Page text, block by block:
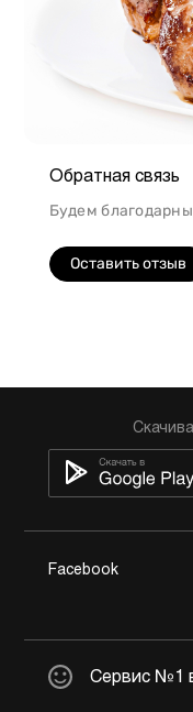
Обратная связь
Будем
Оставить отзыв
Facebook
Сервис №1